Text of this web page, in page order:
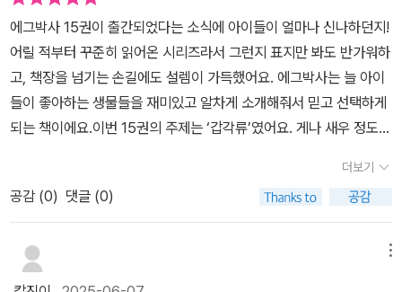
고 재미있는 에그박사책은 우리집 삼남매 모두가 좋아한다죠!​사진 속
모델이 되어준 둘째 베리군은 물론이고7살 막냉이 버니양과 5학년
첫째 뜬금군도 함께 읽었고요.​첫째 아이는 이렇게 독서록도 멋지게
작성해주었는데..한쪽에는 생태계 교란종을 그림으로 그려줬더라고
요.​미국가재를 비롯하여 다양한 상태계 교란종이 우리 생태계를 위협
하고 있는데요.요녀석들도 참 불쌍한 것 같은데 ㅠ키우다가 무분별한
방사를 하면 안될 것 같고요.​이런 녀석들을 해치우는 상위 포식자가
있기도 한 터라이러한 부분도 잘 활용하여 부디 잘 지냈음 좋겠네요.​
있고 유익한 자연생물 관찰만화미래엔아이세움 <에그박사 15>를 읽
어보았는데요.​울 아이들과 함께 재밌게 읽어보시고관련 체험활동을
에서 탐구 활동으로 이어지는 유기적인 흐름을 만든다. 이 책이 ‘학습
만화’로 불릴 수 있는 이유다. 자연을 관찰하며 스스로 생각하고 기록
하는 일은 아이들의 탐구력과 사고력을 자연스럽게 자극한다.개인적
으로 가장 인상 깊었던 생물은 쥐며느리였다. 공벌레와 생김새가 비
슷하지만, 공벌레는 귀엽다고 여기면서 쥐며느리는 왠지 징그럽다고
느꼈다. 그런데 책을 통해 쥐며느리가 ‘토양의 청소부’로서 유기물을
분해해 자연의 순환을 돕는 존재라는 사실을 알게 되니, 그동안 외모
만으로 판단해온 것이 미안해졌다. 그날 이후로, 우리 가족만의 생물
되며, 생명의 무게를 다시 생각하게 된다. 특히 “왜래종이라 해도 생
명의 소중함을 생각해 주세요”(42쪽)라는 문장은 단순히 문제를 경
에그박사 15권이 출간되었다는 소식에 아이들이 얼마나 신나하던지!
어릴 적부터 꾸준히 읽어온 시리즈라서 그런지 표지만 봐도 반가워하
고, 책장을 넘기는 손길에도 설렘이 가득했어요. 에그박사는 늘 아이
들이 좋아하는 생물들을 재미있고 알차게 소개해줘서 믿고 선택하게
되는 책이에요.이번 15권의 주제는 ‘갑각류’였어요. 게나 새우 정도만
갑각류를 담수, 육지, 바다로 나누어 알려주는데, 그 분류 자체가 생소
했는지 아이들이 집중해서 읽더라고요. 갑각류가 껍질을 벗으며 자라
고 극한 환경에서도 잘 살아남는다는 설명에 호기심이 마구 생겼대
요.책의 시작은 버려진 가재 이야기였어요. 저희 아이들도 어릴 적 계
곡에서 가재를 발견하고 한참을 들여다보며 좋아했던 기억이 있어서,
더보기
공감 (0) 댓글 (0)